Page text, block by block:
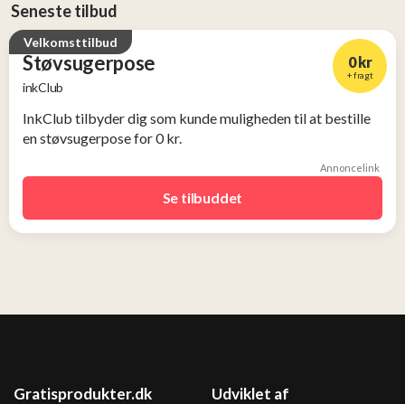
Seneste tilbud
Velkomsttilbud
Støvsugerpose
inkClub
0 kr
+ fragt
InkClub tilbyder dig som kunde muligheden til at bestille
en støvsugerpose for 0 kr.
Annoncelink
Se tilbuddet
Gratisprodukter.dk Udviklet af